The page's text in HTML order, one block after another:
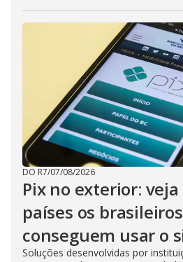
DO R7/07/08/2026
Pix no exterior:
países os
conseguem usar o
Soluções desenvolvidas por